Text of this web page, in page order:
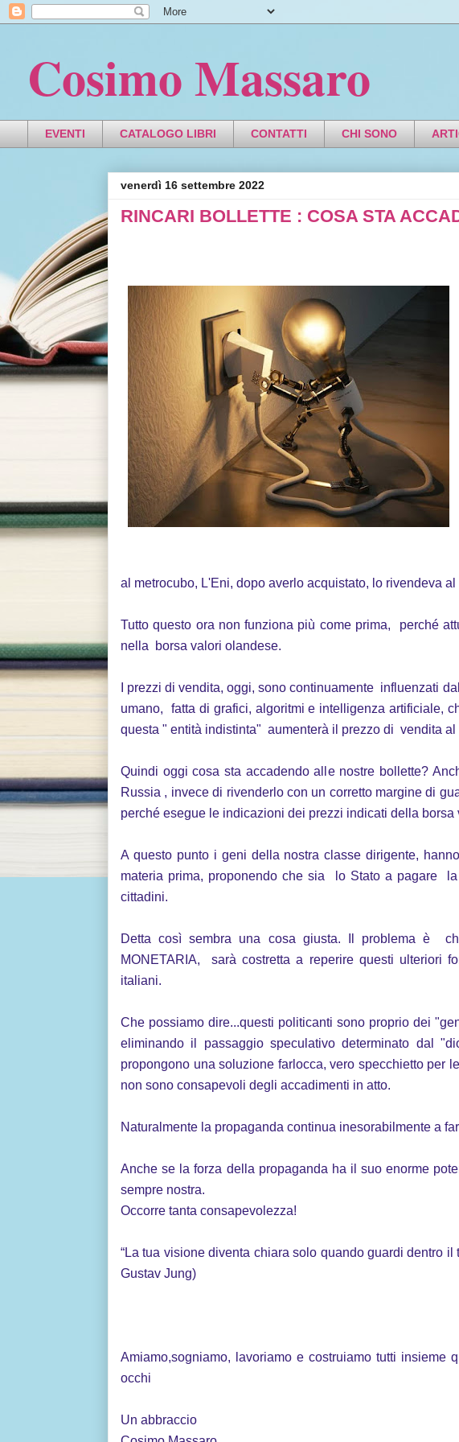
Cosimo Massaro
EVENTI CATALOGO LIBRI CONTATTI CHI SONO
venerdì 16 settembre 2022
RINCARI BOLLETTE : COSA STA
al metrocubo, L'Eni, dopo averlo acquistato, lo rivendeva
Tutto questo ora non funziona più come prima, perché
nella borsa valori olandese.
I prezzi di vendita, oggi, sono continuamente influenzati
umano, fatta di grafici, algoritmi e intelligenza artificiale,
questa " entità indistinta" aumenterà il prezzo di vendita
Quindi oggi cosa sta accadendo alle nostre bollette?
Russia , invece di rivenderlo con un corretto margine di
perché esegue le indicazioni dei prezzi indicati della
A questo punto i geni della nostra classe dirigente,
materia prima, proponendo che sia lo Stato a pagare
cittadini.
Detta così sembra una cosa giusta. Il problema è
MONETARIA, sarà costretta a reperire questi ulteriori
italiani.
Che possiamo dire...questi politicanti sono proprio dei
eliminando il passaggio speculativo determinato dal
propongono una soluzione farlocca, vero specchietto
non sono consapevoli degli accadimenti in atto.
Naturalmente la propaganda continua inesorabilmente a
Anche se la forza della propaganda ha il suo enorme
sempre nostra.
Occorre tanta consapevolezza!
“La tua visione diventa chiara solo quando guardi dentro
Gustav Jung)
Amiamo,sogniamo, lavoriamo e costruiamo tutti
occhi
Un abbraccio